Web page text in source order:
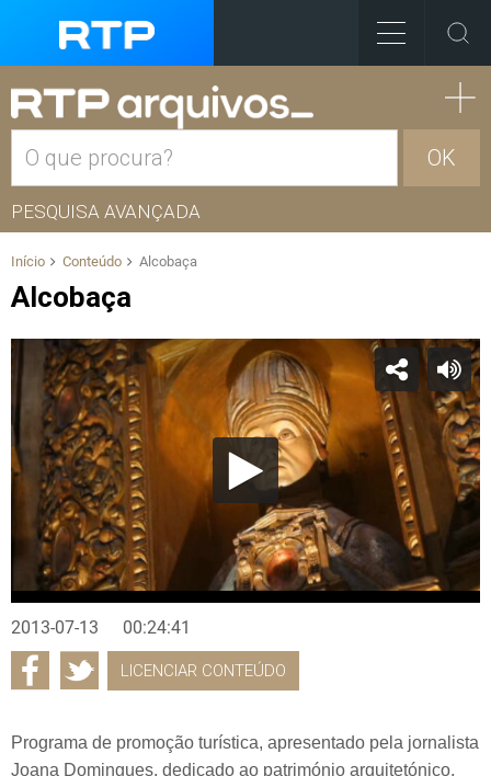
OK
PESQUISA AVANÇADA
Início Conteúdo Alcobaça
Alcobaça
2013-07-13 00:24:41
LICENCIAR CONTEÚDO
Programa de promoção turística, apresentado pela jornalista
Joana Domingues, dedicado ao património arquitetónico,